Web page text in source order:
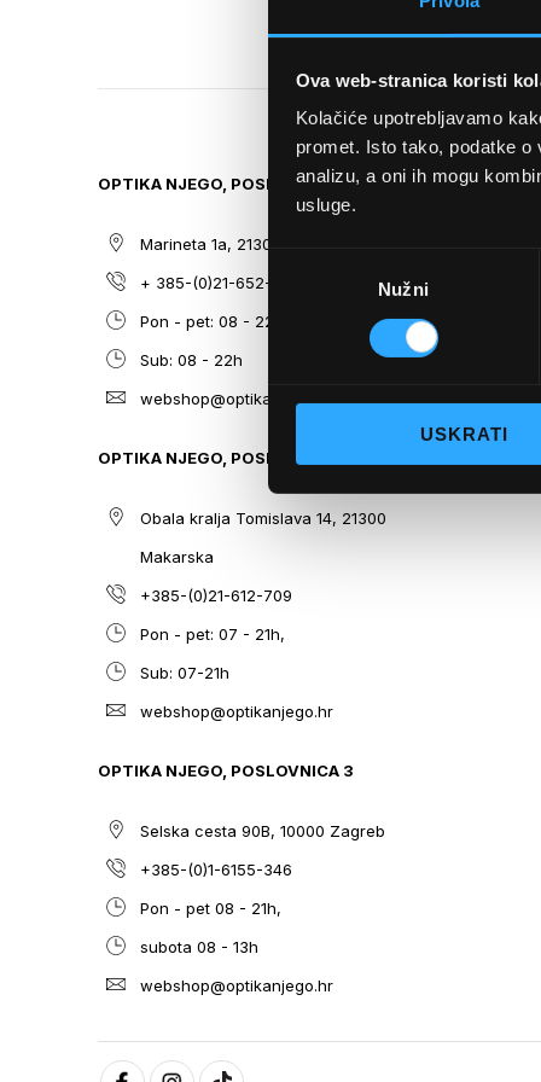
Ova web-stranica koristi
Kolačiće upotrebljavamo
promet. Isto tako, podatke
analizu, a oni ih mogu
usluge.
pristanka
Nužni
USKRATI
OF
GALLERY
OPTIKA NJEGO, POSLOVNICA 1
Marineta 1a, 21300 Makarska
+ 385-(0)21-652-102
Pon - pet: 08 - 22h,
Sub: 08 - 22h
webshop@optikanjego.hr
OPTIKA NJEGO, POSLOVNICA 2
Obala kralja Tomislava 14, 21300
Makarska
+385-(0)21-612-709
Pon - pet: 07 - 21h,
Sub: 07-21h
webshop@optikanjego.hr
OPTIKA NJEGO, POSLOVNICA 3
Selska cesta 90B, 10000 Zagreb
+385-(0)1-6155-346
Pon - pet 08 - 21h,
subota 08 - 13h
webshop@optikanjego.hr
SITEMAP
Blog